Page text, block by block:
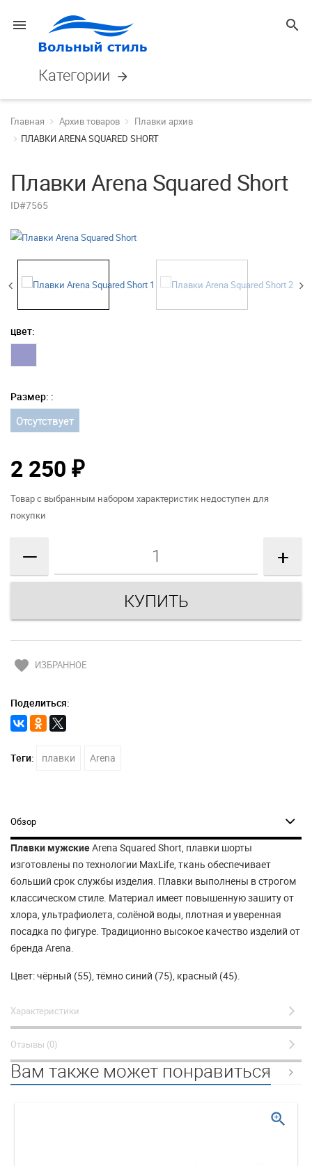
menu search
Категории arrow_forward
Главная Архив товаров
Плавки архив
ПЛАВКИ ARENA SQUARED SHORT
Плавки Arena Squared Short
ID#7565
цвет:
Размер: :
Отсутствует
2 250 ₽
Товар с выбранным набором характеристик недоступен для
покупки
— +
favorite ИЗБРАННОЕ
Поделиться:
Теги: плавки Arena
Обзор
Плавки мужскиеArena Squared Short, плавки шорты
изготовлены по технологии MaxLife, ткань обеспечивает
больший срок службы изделия. Плавки выполнены в строгом
классическом стиле. Материал имеет повышенную зашиту от
хлора, ультрафиолета, солёной воды, плотная и уверенная
посадка по фигуре. Традиционно высокое качество изделий от
бренда Arena.
Цвет: чёрный (55), тёмно синий (75), красный (45).
Характеристики
Отзывы (0)
Вам также может понравиться
zoom_in